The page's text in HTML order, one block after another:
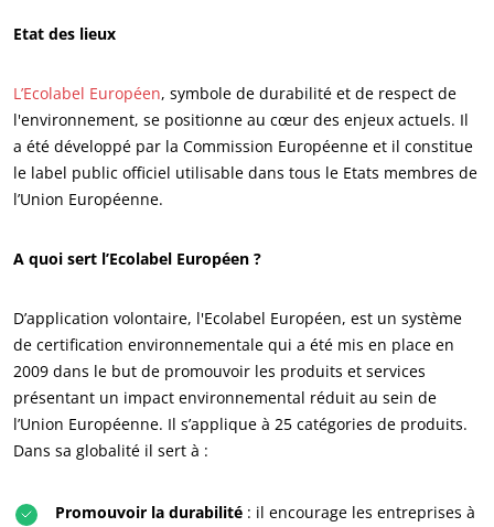
Etat des lieux
L’Ecolabel Européen, symbole de durabilité et de respect de
l'environnement, se positionne au cœur des enjeux actuels. Il
a été développé par la Commission Européenne et il constitue
le label public officiel utilisable dans tous le Etats membres de
l’Union Européenne.
A quoi sert l’Ecolabel Européen ?
D’application volontaire, l'Ecolabel Européen, est un système
de certification environnementale qui a été mis en place en
2009 dans le but de promouvoir les produits et services
présentant un impact environnemental réduit au sein de
l’Union Européenne. Il s’applique à 25 catégories de produits.
Dans sa globalité il sert à :
Promouvoir la durabilité : il encourage les entreprises à